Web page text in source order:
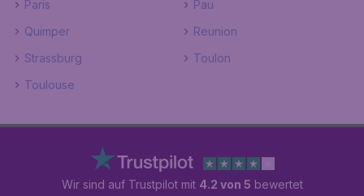
Paris
Pau
Quimper
Reunion
Strassburg
Toulon
Toulouse
Wir sind auf Trustpilot mit 4.2 von 5 bewertet